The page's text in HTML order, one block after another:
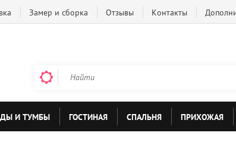
Замер и сборка Отзывы Контакты
И ТУМБЫ ГОСТИНАЯ СПАЛЬНЯ ПРИХОЖАЯ